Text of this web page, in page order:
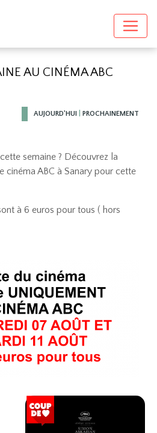
AU CINÉMA ABC
AUJOURD'HUI PROCHAINEMENT
semaine ? Découvrez la
cinéma ABC à Sanary pour cette
à 6 euros pour tous ( hors